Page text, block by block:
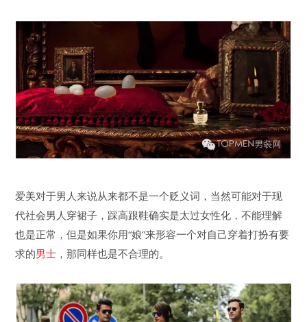
爱美对于男人来说从来都不是一个贬义词，当然可能对于现
代社会男人穿裙子，踩高跟鞋确实是太过女性化，不能理解
也是正常，但是如果你用“娘”来形容一个对自己穿着打扮有要
求的男士 ，那同样也是不合理的。